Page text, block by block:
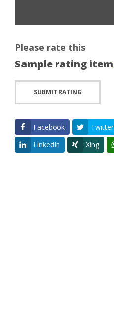
Please rate this
Sample rating item
Facebook Twitter
LinkedIn
Xing